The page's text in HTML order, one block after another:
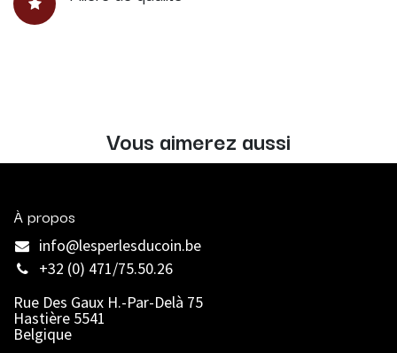
Vous aimerez aussi
À propos
info@lesperlesducoin.be​
+32 (0) 471/75.50.26
Rue Des Gaux H.-Par-Delà 75
Hastière 5541
Belgique